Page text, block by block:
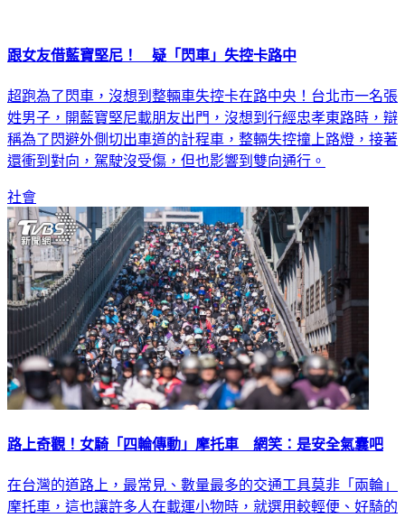
跟女友借藍寶堅尼！ 疑「閃車」失控卡路中
超跑為了閃車，沒想到整輛車失控卡在路中央！台北市一名張
姓男子，開藍寶堅尼載朋友出門，沒想到行經忠孝東路時，辯
稱為了閃避外側切出車道的計程車，整輛失控撞上路燈，接著
還衝到對向，駕駛沒受傷，但也影響到雙向通行。
社會
路上奇觀！女騎「四輪傳動」摩托車 網笑：是安全氣囊吧
在台灣的道路上，最常見、數量最多的交通工具莫非「兩輪」
摩托車，這也讓許多人在載運小物時，就選用較輕便、好騎的